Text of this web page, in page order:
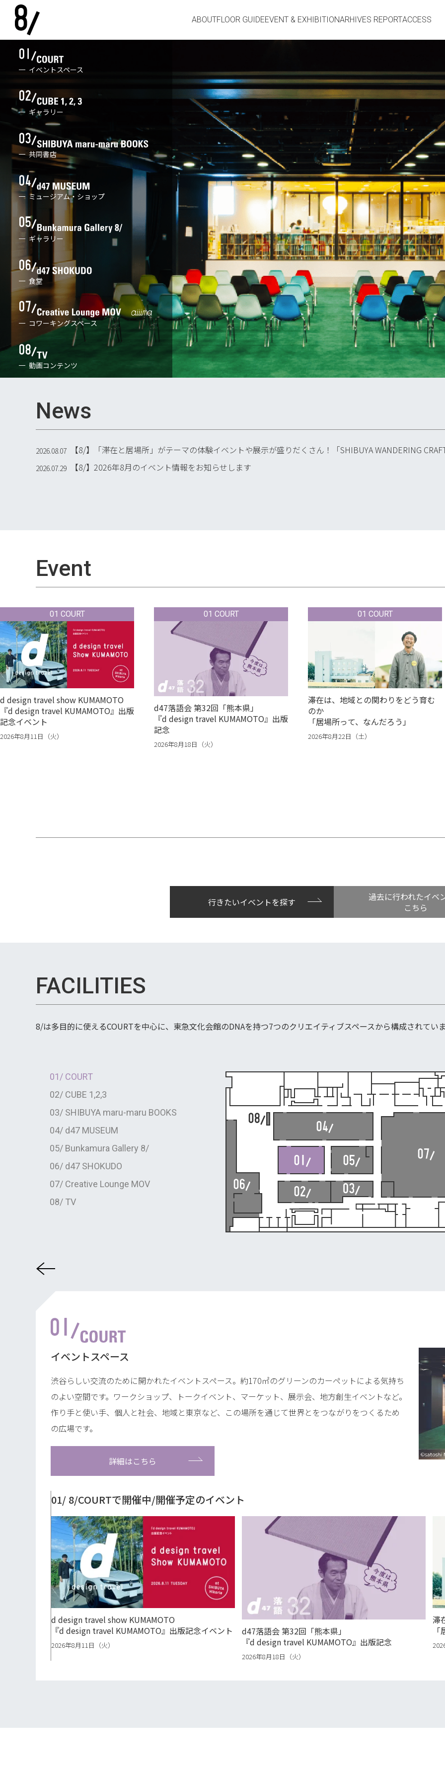
ABOUTFLOOR GUIDEEVENT & EXHIBITIONARHIVES REPORTACCESS
イベントスペース
ギャラリー
共同書店
ミュージアム・ショップ
ギャラリー
食堂
コワーキングスペース
動画コンテンツ
News
2026.08.07 【8/】「滞在と居場所」がテーマの体験イベントや展示が盛りだくさん！「SHIBUYA WANDERING
2026.07.29 【8/】2026年8月のイベント情報をお知らせします
Event
01 COURT
d design travel show KUMAMOTO
『d design travel KUMAMOTO』出版
記念イベント
2026年8月11日（火）
01 COURT
d47落語会 第32回「熊本県」
『d design travel KUMAMOTO』出版
記念
2026年8月18日（火）
01 COURT
滞在は、地域との関わりをどう育む
のか
「居場所って、なんだろう」
2026年8月22日（土）
行きたいイベントを探す
過去に行われたイベ
こちら
FACILITIES
8/は多目的に使えるCOURTを中心に、東急文化会館のDNAを持つ7つのクリエイティブスペースから構成されていま
01/ COURT
02/ CUBE 1,2,3
03/ SHIBUYA maru-maru BOOKS
04/ d47 MUSEUM
05/ Bunkamura Gallery 8/
06/ d47 SHOKUDO
07/ Creative Lounge MOV
08/ TV
イベントスペース
渋谷らしい交流のために開かれたイベントスペース。約170㎡のグリーンのカーペットによる気持ち
のよい空間です。ワークショップ、トークイベント、マーケット、展示会、地方創生イベントなど。
作り手と使い手、個人と社会、地域と東京など、この場所を通じて世界とをつながりをつくるため
の広場です。
詳細はこちら
01/ 8/COURTで開催中/開催予定のイベント
d design travel show KUMAMOTO
『d design travel KUMAMOTO』出版記念イベント
2026年8月11日（火）
d47落語会 第32回「熊本県」
『d design travel KUMAMOTO』出版記念
2026年8月18日（火）
滞